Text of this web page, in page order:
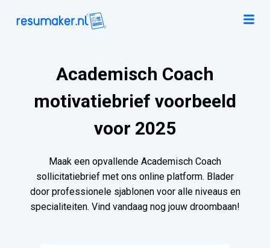
Academisch Coach
motivatiebrief voorbeeld
voor 2025
Maak een opvallende Academisch Coach
sollicitatiebrief met ons online platform. Blader
door professionele sjablonen voor alle niveaus en
specialiteiten. Vind vandaag nog jouw droombaan!